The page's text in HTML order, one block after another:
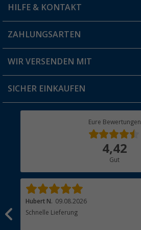
Vorteilskarte
Blog
Jobs & Karriere
HILFE & KONTAKT
FAQ & Kontakt
Versandinformationen
Rücksendung
ZAHLUNGSARTEN
WIR VERSENDEN MIT
SICHER EINKAUFEN
Eure Bewertungen
4,42
Gut
Hubert N. 09.08.2026
Schnelle Lieferung